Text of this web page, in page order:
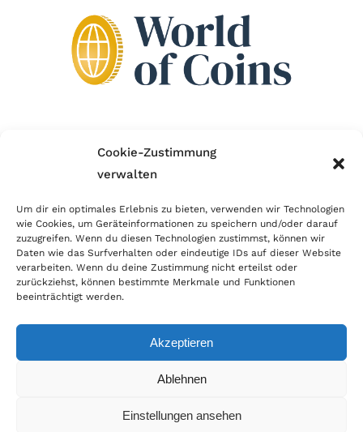
Cookie-Zustimmung
verwalten
Um dir ein optimales Erlebnis zu bieten, verwenden wir Technologien
wie Cookies, um Geräteinformationen zu speichern und/oder darauf
zuzugreifen. Wenn du diesen Technologien zustimmst, können wir
Daten wie das Surfverhalten oder eindeutige IDs auf dieser Website
verarbeiten. Wenn du deine Zustimmung nicht erteilst oder
zurückziehst, können bestimmte Merkmale und Funktionen
beeinträchtigt werden.
Akzeptieren
Ablehnen
Einstellungen ansehen
Wir sind Mitglied im Händlerbund!
erfolgreichen E-Commerce ein. Auch wir sind wie
viele Onlineshops im Netz Mitglied im Händlerbund
und unterstützen fairen Onlinehandel.
© Copyright 2026 | World of Coins |Impressum|Datenschutz|Cookie
|Zahlung & Versand